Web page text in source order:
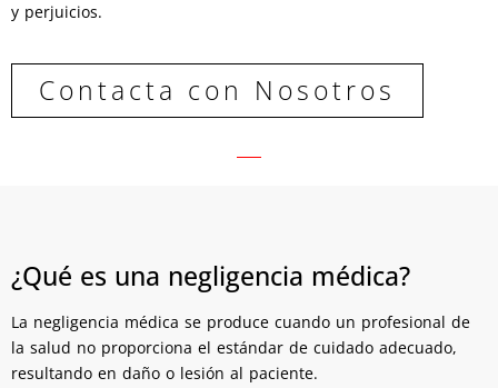
y perjuicios.
Contacta con Nosotros
¿Qué es una negligencia médica?
La negligencia médica se produce cuando un profesional de
la salud no proporciona el estándar de cuidado adecuado,
resultando en daño o lesión al paciente.